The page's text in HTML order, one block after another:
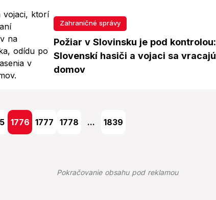
Zahraničné správy
Požiar v Slovinsku je pod kontrolou:
Slovenskí hasiči a vojaci sa vracajú
domov
1776 1777 1778 ... 1839
Pokračovanie obsahu pod reklamou